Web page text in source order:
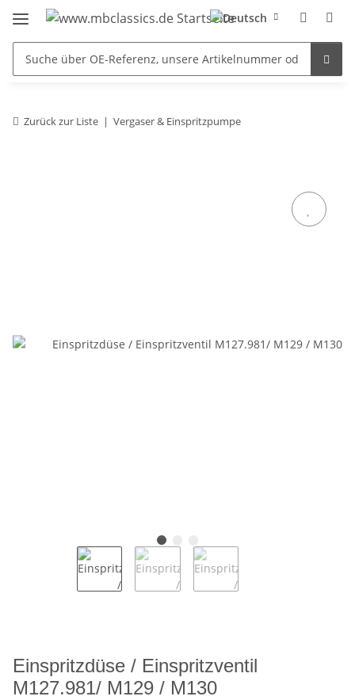
Zurück zur Liste Vergaser & Einspritzpumpe
Einspritzdüse / Einspritzventil
M127.981/ M129 / M130